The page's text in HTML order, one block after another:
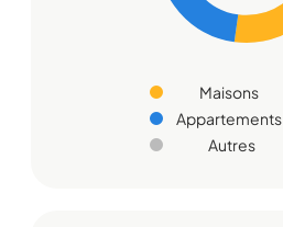
Maisons
Appartements
Autres